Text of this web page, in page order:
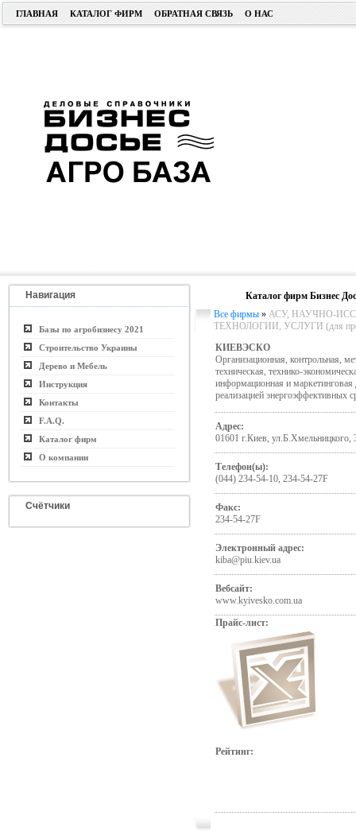
ГЛАВНАЯ КАТАЛОГ ФИРМ ОБРАТНАЯ СВЯЗЬ О НАС
Навигация
Базы по агробизнесу 2021
Строительство Украины
Дерево и Мебель
Инструкция
Контакты
F.A.Q.
Каталог фирм
О компании
Счётчики
Каталог фирм Бизнес
Все фирмы » АСУ, НАУЧНО-
ТЕХНОЛОГИИ, УСЛУГИ (для
КИЕВЭСКО
Организационная, контрольная,
техническая, технико-
информационная и маркетинговая
реализацией энергоэффективных
Адрес:
01601 г.Киев, ул.Б.Хмельницкого,
Телефон(ы):
(044) 234-54-10, 234-54-27F
Факс:
234-54-27F
Электронный адрес:
kiba@piu.kiev.ua
Вебсайт:
www.kyivesko.com.ua
Прайс-лист:
Рейтинг: